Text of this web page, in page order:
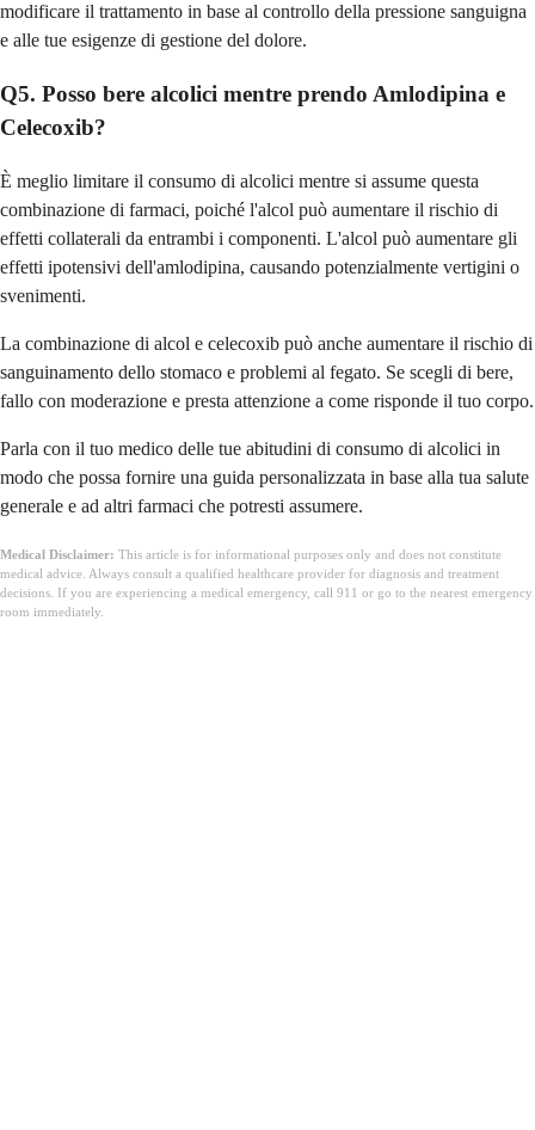
modificare il trattamento in base al controllo della pressione sanguigna
e alle tue esigenze di gestione del dolore.
Q5. Posso bere alcolici mentre prendo Amlodipina e
Celecoxib?
È meglio limitare il consumo di alcolici mentre si assume questa
combinazione di farmaci, poiché l'alcol può aumentare il rischio di
effetti collaterali da entrambi i componenti. L'alcol può aumentare gli
effetti ipotensivi dell'amlodipina, causando potenzialmente vertigini o
svenimenti.
La combinazione di alcol e celecoxib può anche aumentare il rischio di
sanguinamento dello stomaco e problemi al fegato. Se scegli di bere,
fallo con moderazione e presta attenzione a come risponde il tuo corpo.
Parla con il tuo medico delle tue abitudini di consumo di alcolici in
modo che possa fornire una guida personalizzata in base alla tua salute
generale e ad altri farmaci che potresti assumere.
Medical Disclaimer: This article is for informational purposes only and does not constitute
medical advice. Always consult a qualified healthcare provider for diagnosis and treatment
decisions. If you are experiencing a medical emergency, call 911 or go to the nearest emergency
room immediately.